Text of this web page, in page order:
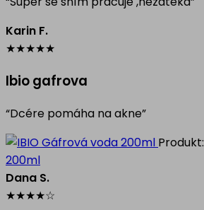
Karin F.
★★★★★
Ibio gafrova
“Dcére pomáha na akne”
Produkt:
200ml
Dana S.
★★★★☆